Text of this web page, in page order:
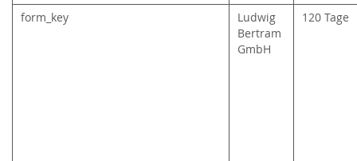
form_key
Ludwig
Bertram
GmbH
120 Tage